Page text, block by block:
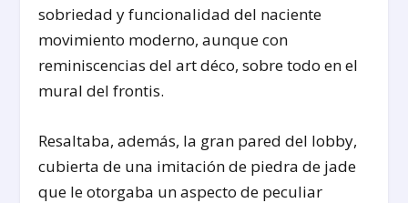
sobriedad y funcionalidad del naciente
movimiento moderno, aunque con
reminiscencias del art déco, sobre todo en el
mural del frontis.
Resaltaba, además, la gran pared del lobby,
cubierta de una imitación de piedra de jade
que le otorgaba un aspecto de peculiar